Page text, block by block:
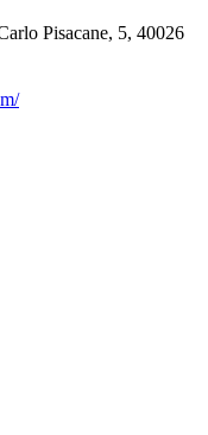
Pisacane, 5, 40026